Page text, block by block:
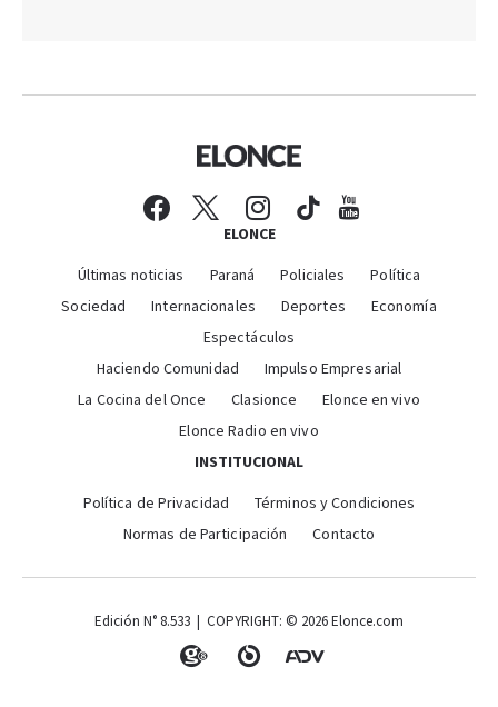
ELONCE
Últimas noticias Paraná Policiales
Política
Sociedad
Internacionales Deportes
Economía
Espectáculos
Haciendo Comunidad
Impulso Empresarial
La Cocina del Once
Clasionce
Elonce en vivo
Elonce Radio en vivo
INSTITUCIONAL
Política de Privacidad
Términos y Condiciones
Normas de Participación
Contacto
Edición N° 8.533 | COPYRIGHT: © 2026 Elonce.com